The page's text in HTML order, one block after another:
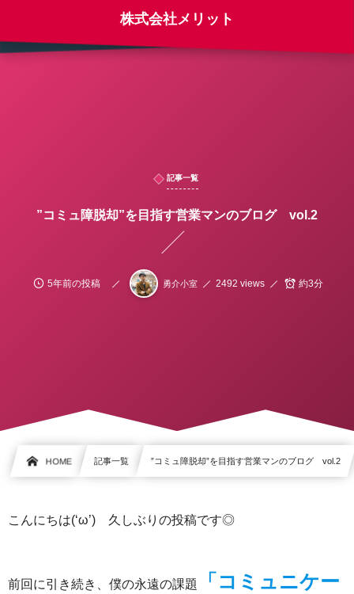
株式会社メリット
記事一覧
”コミュ障脱却”を目指す営業マンのブログ vol.2
5年前の投稿 勇介小室 2492 views 約3分
HOME 記事一覧 ”コミュ障脱却”を目指す営業マンのブログ vol.2
こんにちは(‘ω’) 久しぶりの投稿です◎
前回に引き続き、僕の永遠の課題
「コミュニケー